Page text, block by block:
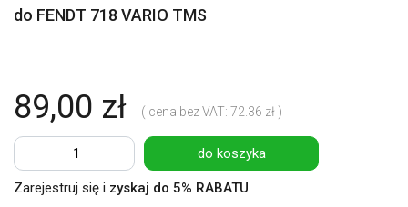
do FENDT 718 VARIO TMS
89,00 zł ( cena bez VAT: 72.36 zł )
do koszyka
Zarejestruj się i zyskaj do 5% RABATU